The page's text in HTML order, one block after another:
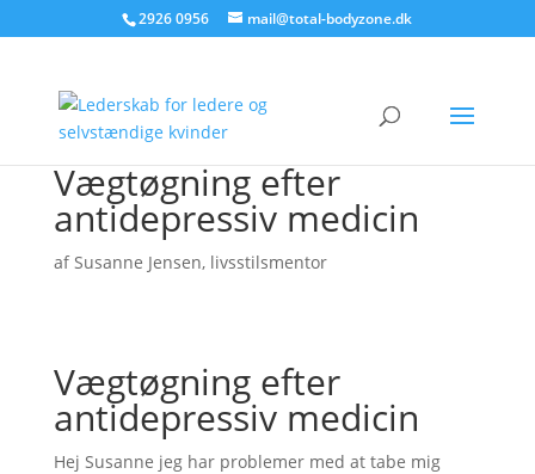
2926 0956 mail@total-bodyzone.dk
Vægtøgning efter
antidepressiv medicin
afSusanne Jensen, livsstilsmentor
Vægtøgning efter
antidepressiv medicin
Hej Susanne jeg har problemer med at tabe mig